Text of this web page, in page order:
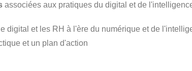
associées aux pratiques du digital et de
digital et les RH à l'ère du numérique et de
et un plan d'action